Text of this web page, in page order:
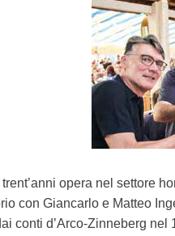
opera nel settore
con Giancarlo e Matteo
conti d’Arco-Zinneberg